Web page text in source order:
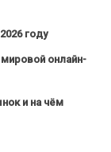
году
онлайн-
и на чём